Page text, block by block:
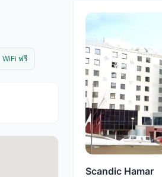
ฟรี
Scandic Hamar